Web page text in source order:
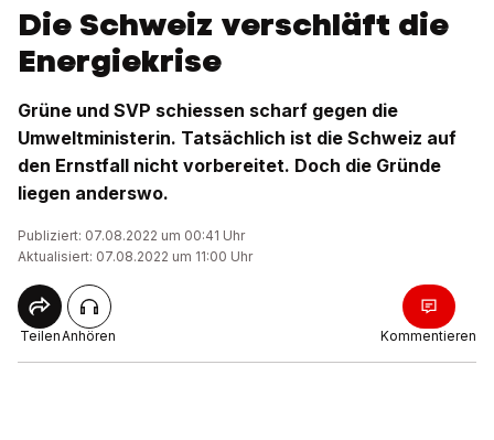
Die Schweiz verschläft die
Energiekrise
Grüne und SVP schiessen scharf gegen die
Umweltministerin. Tatsächlich ist die Schweiz auf
den Ernstfall nicht vorbereitet. Doch die Gründe
liegen anderswo.
Publiziert: 07.08.2022 um 00:41 Uhr
Aktualisiert: 07.08.2022 um 11:00 Uhr
TeilenAnhören Kommentieren